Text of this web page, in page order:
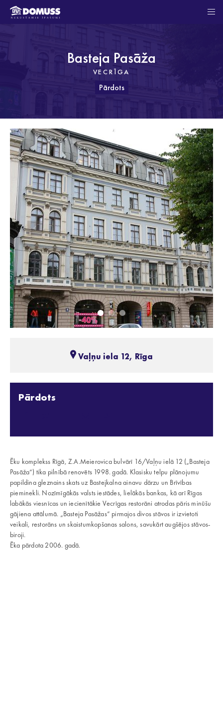
Basteja Pasāža
VECRĪGA
Pārdots
Pārdots
Vaļņu iela 12, Rīga
Ēku komplekss Rīgā, Z.A.Meierovica bulvārī 16/Vaļņu ielā 12 („Basteja
Pasāža”) tika pilnībā renovēts 1998. gadā. Klasisku telpu plānojumu
papildina gleznains skats uz Bastejkalna ainavu dārzu un Brīvības
pieminekli. Nozīmīgākās valsts iestādes, lielākās bankas, kā arī Rīgas
labākās viesnīcas un iecienītākie Vecrīgas restorāni atrodas pāris minūšu
gājiena attālumā. „Basteja Pasāžas” pirmajos divos stāvos ir izvietoti
veikali, restorāns un skaistumkopšanas salons, savukārt augšējos stāvos-
biroji.
Ēka pārdota 2006. gadā.